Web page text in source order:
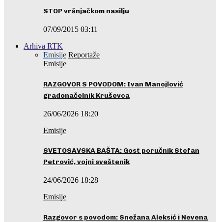
STOP vršnjačkom nasilju
07/09/2015 03:11
Arhiva RTK
Emisije Reportaže
Emisije
RAZGOVOR S POVODOM: Ivan Manojlović
gradonačelnik Kruševca
26/06/2026 18:20
Emisije
SVETOSAVSKA BAŠTA: Gost poručnik Stefan
Petrović, vojni sveštenik
24/06/2026 18:28
Emisije
Razgovor s povodom: Snežana Aleksić i Nevena